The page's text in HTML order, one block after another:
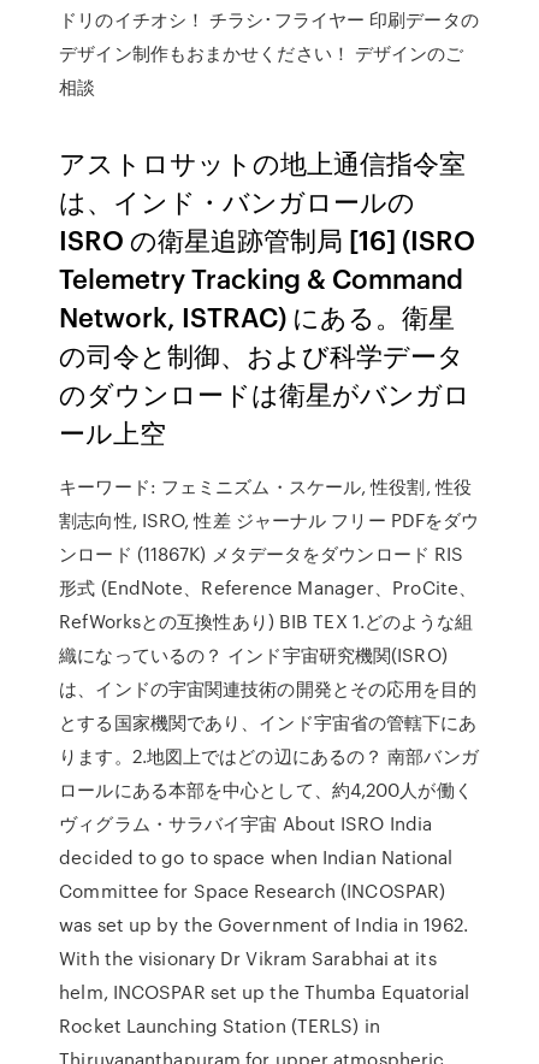
ドリのイチオシ！ チラシ･フライヤー 印刷データの
デザイン制作もおまかせください！ デザインのご
相談
アストロサットの地上通信指令室
は、インド・バンガロールの
ISRO の衛星追跡管制局 [16] (ISRO
Telemetry Tracking & Command
Network, ISTRAC) にある。衛星
の司令と制御、および科学データ
のダウンロードは衛星がバンガロ
ール上空
キーワード: フェミニズム・スケール, 性役割, 性役
割志向性, ISRO, 性差 ジャーナル フリー PDFをダウ
ンロード (11867K) メタデータをダウンロード RIS
形式 (EndNote、Reference Manager、ProCite、
RefWorksとの互換性あり) BIB TEX 1.どのような組
織になっているの？ インド宇宙研究機関(ISRO)
は、インドの宇宙関連技術の開発とその応用を目的
とする国家機関であり、インド宇宙省の管轄下にあ
ります。2.地図上ではどの辺にあるの？ 南部バンガ
ロールにある本部を中心として、約4,200人が働く
ヴィグラム・サラバイ宇宙 About ISRO India
decided to go to space when Indian National
Committee for Space Research (INCOSPAR)
was set up by the Government of India in 1962.
With the visionary Dr Vikram Sarabhai at its
helm, INCOSPAR set up the Thumba Equatorial
Rocket Launching Station (TERLS) in
Thiruvananthapuram for upper atmospheric